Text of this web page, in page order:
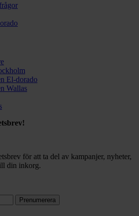
El-dorado
Wallas
för att ta del av kampanjer, nyheter,
din inkorg.
Prenumerera